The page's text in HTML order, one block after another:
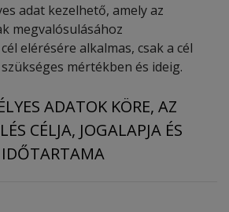
adat kezelhető, amely az
megvalósulásához
elérésére alkalmas, csak a cél
mértékben és ideig.
ADATOK KÖRE, AZ
CÉLJA, JOGALAPJA ÉS
IDŐTARTAMA